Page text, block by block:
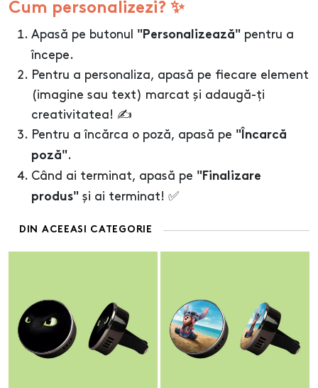
Cum personalizezi? ✨
Apasă pe butonul "Personalizează" pentru a
începe.
Pentru a personaliza, apasă pe fiecare element
(imagine sau text) marcat și adaugă-ți
creativitatea! ✍️
Pentru a încărca o poză, apasă pe "Încarcă
poză".
Când ai terminat, apasă pe "Finalizare
produs" și ai terminat! ✅
DIN ACEEASI CATEGORIE